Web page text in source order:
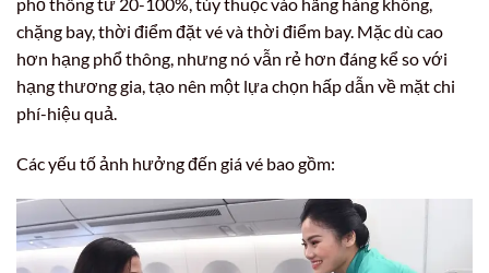
chặng bay, thời điểm đặt vé và thời điểm bay. Mặc dù cao
hơn hạng phổ thông, nhưng nó vẫn rẻ hơn đáng kể so với
hạng thương gia, tạo nên một lựa chọn hấp dẫn về mặt chi
phí-hiệu quả.
Các yếu tố ảnh hưởng đến giá vé bao gồm: